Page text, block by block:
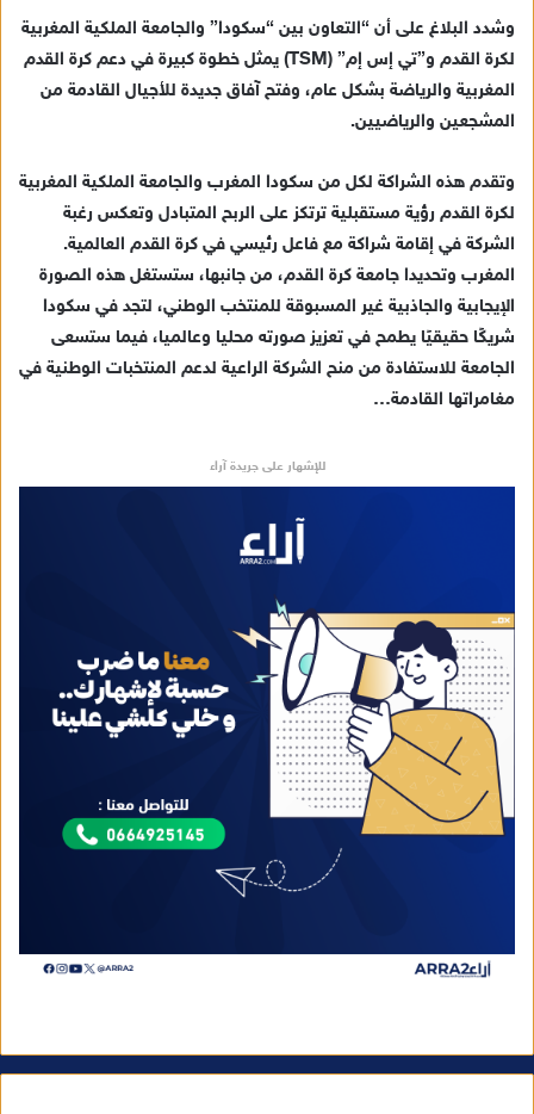
وشدد البلاغ على أن “التعاون بين “سكودا” والجامعة الملكية المغربية
لكرة القدم و”تي إس إم” (TSM) يمثل خطوة كبيرة في دعم كرة القدم
المغربية والرياضة بشكل عام، وفتح آفاق جديدة للأجيال القادمة من
المشجعين والرياضيين.
وتقدم هذه الشراكة لكل من سكودا المغرب والجامعة الملكية المغربية
لكرة القدم رؤية مستقبلية ترتكز على الربح المتبادل وتعكس رغبة
الشركة في إقامة شراكة مع فاعل رئيسي في كرة القدم العالمية.
المغرب وتحديدا جامعة كرة القدم، من جانبها، ستستغل هذه الصورة
الإيجابية والجاذبية غير المسبوقة للمنتخب الوطني، لتجد في سكودا
شريكًا حقيقيًا يطمح في تعزيز صورته محليا وعالميا، فيما ستسعى
الجامعة للاستفادة من منح الشركة الراعية لدعم المنتخبات الوطنية في
مغامراتها القادمة…
للإشهار على جريدة آراء